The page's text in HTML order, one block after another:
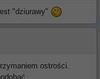
"dziurawy"
ostrości.